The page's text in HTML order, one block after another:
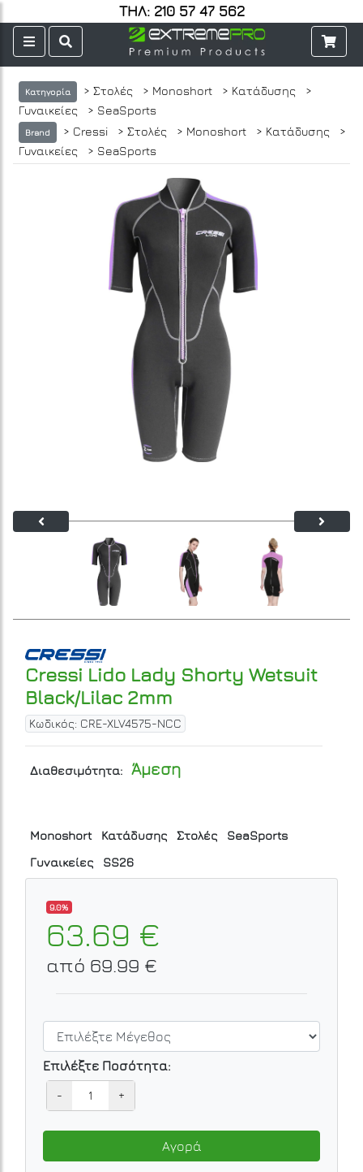
ΤΗΛ: 210 57 47 562
Κατηγορία > Στολές > Monoshort > Κατάδυσης
>
Γυναικείες
> SeaSports
Brand > Cressi > Στολές > Monoshort > Κατάδυσης
>
Γυναικείες
> SeaSports
Cressi Lido Lady Shorty Wetsuit
Black/Lilac 2mm
Κωδικός: CRE-XLV4575-NCC
Διαθεσιμότητα: Άμεση
Monoshort Κατάδυσης Στολές
SeaSports
Γυναικείες
SS26
9.0%
63.69 €
από 69.99 €
Επιλέξτε Ποσότητα:
- +
Αγορά